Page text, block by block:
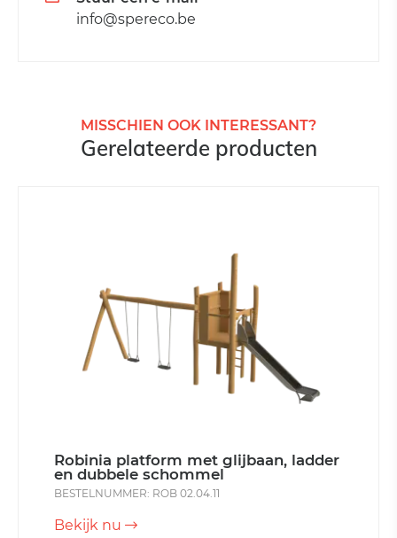
info@spereco.be
MISSCHIEN OOK INTERESSANT?
Gerelateerde producten
Robinia platform met glijbaan, ladder
en dubbele schommel
BESTELNUMMER: ROB 02.04.11
Bekijk nu